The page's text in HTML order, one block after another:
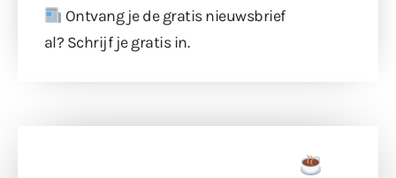
Ontvang je de gratis nieuwsbrief
al? Schrijf je gratis in.